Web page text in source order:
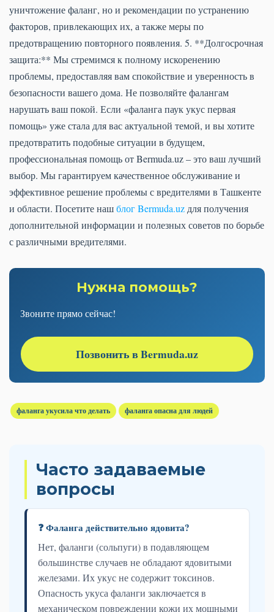
уничтожение фаланг, но и рекомендации по устранению
факторов, привлекающих их, а также меры по
предотвращению повторного появления. 5. **Долгосрочная
защита:** Мы стремимся к полному искоренению
проблемы, предоставляя вам спокойствие и уверенность в
безопасности вашего дома. Не позволяйте фалангам
нарушать ваш покой. Если «фаланга паук укус первая
помощь» уже стала для вас актуальной темой, и вы хотите
предотвратить подобные ситуации в будущем,
профессиональная помощь от Bermuda.uz – это ваш лучший
выбор. Мы гарантируем качественное обслуживание и
эффективное решение проблемы с вредителями в Ташкенте
и области. Посетите нашблог Bermuda.uz для получения
дополнительной информации и полезных советов по борьбе
с различными вредителями.
Нужна помощь?
Звоните прямо сейчас!
Позвонить в Bermuda.uz
фаланга укусила что делать фаланга опасна для людей
Часто задаваемые
вопросы
❓ Фаланга действительно ядовита?
Нет, фаланги (сольпуги) в подавляющем
большинстве случаев не обладают ядовитыми
железами. Их укус не содержит токсинов.
Опасность укуса фаланги заключается в
механическом повреждении кожи их мощными